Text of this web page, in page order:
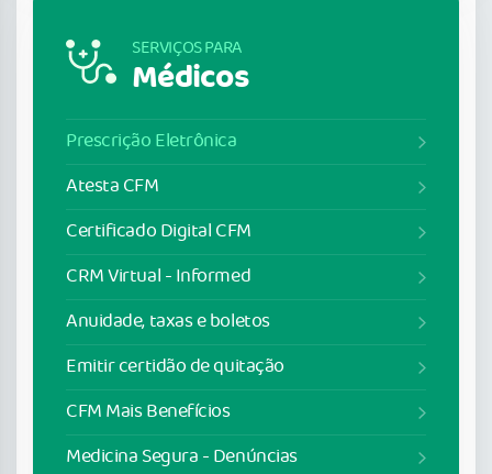
SERVIÇOS PARA
Médicos
Prescrição Eletrônica
Atesta CFM
Certificado Digital CFM
CRM Virtual - Informed
Anuidade, taxas e boletos
Emitir certidão de quitação
CFM Mais Benefícios
Medicina Segura - Denúncias